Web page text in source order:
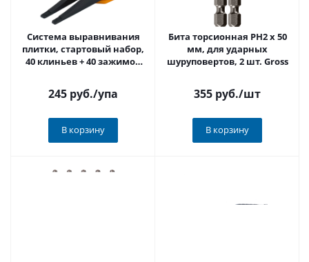
Система выравнивания
плитки, стартовый набор,
40 клиньев + 40 зажимов
245 руб./упа
В корзину
Бита торсионная PH2 x 50
мм, для ударных
шуруповертов, 2 шт. Gross
355 руб./шт
В корзину